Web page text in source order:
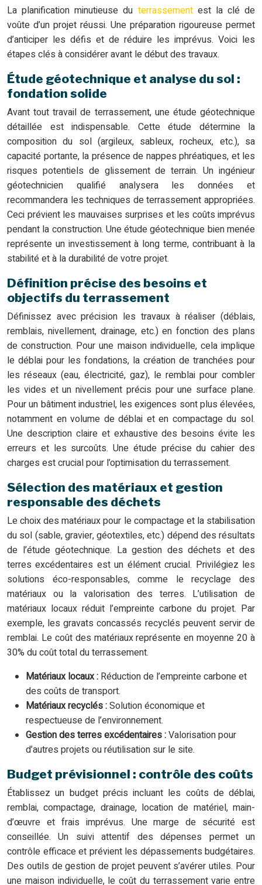
La planification minutieuse du terrassement est la clé de
voûte d’un projet réussi. Une préparation rigoureuse permet
d’anticiper les défis et de réduire les imprévus. Voici les
étapes clés à considérer avant le début des travaux.
Étude géotechnique et analyse du sol :
fondation solide
Avant tout travail de terrassement, une étude géotechnique
détaillée est indispensable. Cette étude détermine la
composition du sol (argileux, sableux, rocheux, etc.), sa
capacité portante, la présence de nappes phréatiques, et les
risques potentiels de glissement de terrain. Un ingénieur
géotechnicien qualifié analysera les données et
recommandera les techniques de terrassement appropriées.
Ceci prévient les mauvaises surprises et les coûts imprévus
pendant la construction. Une étude géotechnique bien menée
représente un investissement à long terme, contribuant à la
stabilité et à la durabilité de votre projet.
Définition précise des besoins et
objectifs du terrassement
Définissez avec précision les travaux à réaliser (déblais,
remblais, nivellement, drainage, etc.) en fonction des plans
de construction. Pour une maison individuelle, cela implique
le déblai pour les fondations, la création de tranchées pour
les réseaux (eau, électricité, gaz), le remblai pour combler
les vides et un nivellement précis pour une surface plane.
Pour un bâtiment industriel, les exigences sont plus élevées,
notamment en volume de déblai et en compactage du sol.
Une description claire et exhaustive des besoins évite les
erreurs et les surcoûts. Une étude précise du cahier des
charges est crucial pour l’optimisation du terrassement.
Sélection des matériaux et gestion
responsable des déchets
Le choix des matériaux pour le compactage et la stabilisation
du sol (sable, gravier, géotextiles, etc.) dépend des résultats
de l’étude géotechnique. La gestion des déchets et des
terres excédentaires est un élément crucial. Privilégiez les
solutions éco-responsables, comme le recyclage des
matériaux ou la valorisation des terres. L’utilisation de
matériaux locaux réduit l’empreinte carbone du projet. Par
exemple, les gravats concassés recyclés peuvent servir de
remblai. Le coût des matériaux représente en moyenne 20 à
30% du coût total du terrassement.
Matériaux locaux : Réduction de l’empreinte carbone et
des coûts de transport.
Matériaux recyclés :Solution économique et
respectueuse de l’environnement.
Gestion des terres excédentaires :Valorisation pour
d’autres projets ou réutilisation sur le site.
Budget prévisionnel : contrôle des coûts
Établissez un budget précis incluant les coûts de déblai,
remblai, compactage, drainage, location de matériel, main-
d’œuvre et frais imprévus. Une marge de sécurité est
conseillée. Un suivi attentif des dépenses permet un
contrôle efficace et prévient les dépassements budgétaires.
Des outils de gestion de projet peuvent s’avérer utiles. Pour
une maison individuelle, le coût du terrassement varie entre